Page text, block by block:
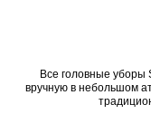
Все головные уборы
вручную в небольшом